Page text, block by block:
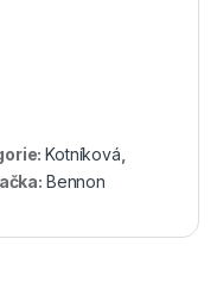
Kotníková
Bennon